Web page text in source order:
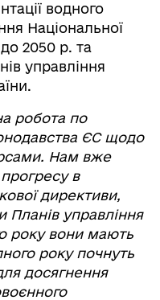
водного
Національної
до 2050 р. та
управління
робота по
ЄС щодо
Нам вже
в
директиви,
Планів управління
року вони мають
року почнуть
досягнення